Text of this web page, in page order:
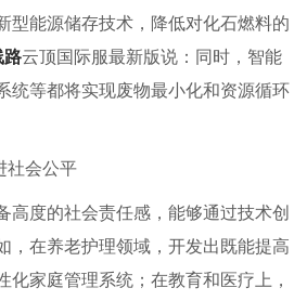
型能源储存技术，降低对化石燃料的
路云顶国际服最新版说：同时，智能
统等都将实现废物最小化和资源循环
社会公平
高度的社会责任感，能够通过技术创
，在养老护理领域，开发出既能提高
化家庭管理系统；在教育和医疗上，